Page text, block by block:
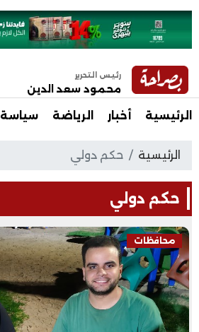
رئيس التحرير
محمود سعد الدين
الرئيسية أخبار الرياضة سياسة
الرئيسية حكم دولي
حكم دولي
محافظات